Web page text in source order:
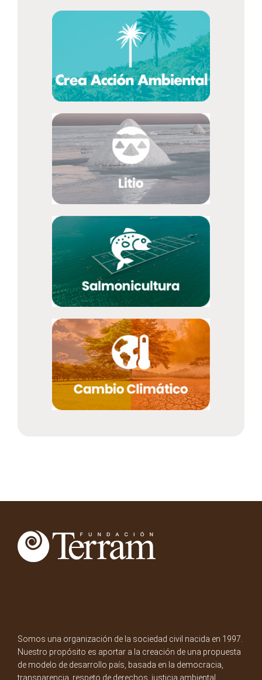
Somos una organización de la sociedad civil nacida en 1997.
Nuestro propósito es aportar a la creación de una propuesta
de modelo de desarrollo país, basada en la democracia,
transparencia, respeto de derechos, justicia ambiental,